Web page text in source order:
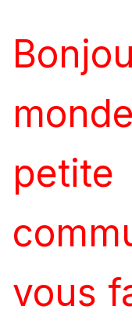
petite
vous